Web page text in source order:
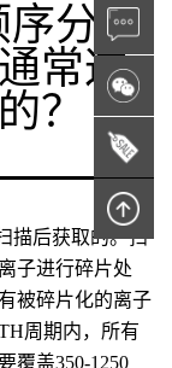
序分析
常这
？
描后获取的。扫
子进行碎片处
被碎片化的离子
周期内，所有
覆盖350-1250